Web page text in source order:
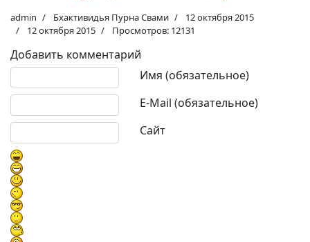
admin Бхактивидья Пурна Свами
12 октября 2015
12 октября 2015
Просмотров: 12131
Добавить комментарий
Имя (обязательное)
E-Mail (обязательное)
Сайт